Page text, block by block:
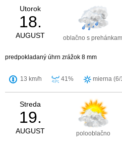
Utorok
18.
AUGUST oblačno s
predpokladaný úhrn zrážok 8 mm
13 km/h 41% mierna (6/
Streda
19.
AUGUST polooblačno